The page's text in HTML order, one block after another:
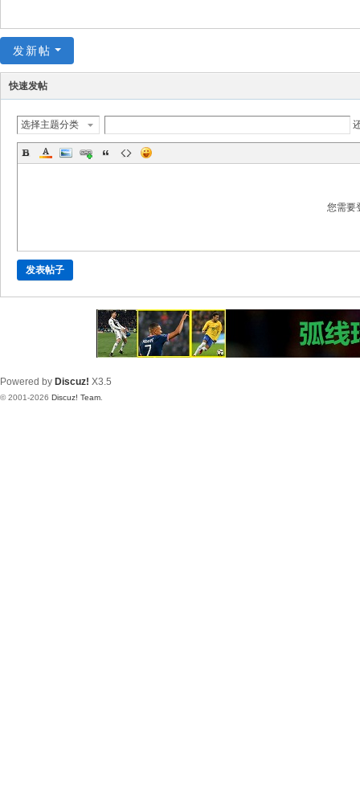
发新帖
快速发帖
选择主题分类
您需要
发表帖子
Powered by Discuz! X3.5
© 2001-2026 Discuz! Team